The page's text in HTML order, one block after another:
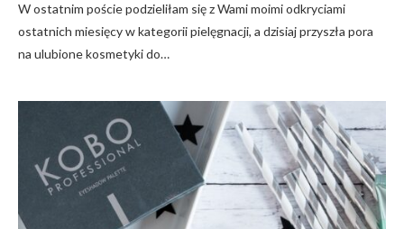
W ostatnim poście podzieliłam się z Wami moimi odkryciami
ostatnich miesięcy w kategorii pielęgnacji, a dzisiaj przyszła pora
na ulubione kosmetyki do…